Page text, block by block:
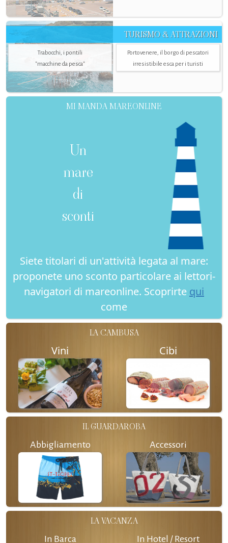
TURISMO & ATTRAZIONI
Trabocchi, i pontili
"macchine da pesca"
Portovenere, il borgo di pescatori
irresistibile esca per i turisti
MI MANDA MAREONLINE
Un
mare
di
sconti
Siete titolari di un'attività legata al mare:
proponete uno sconto particolare ai lettori-
navigatori di mareonline. Scoprirte qui
come
LA CAMBUSA
Vini Cibi
IL GUARDAROBA
Abbigliamento Accessori
LA VACANZA
In Barca In Hotel / Resort